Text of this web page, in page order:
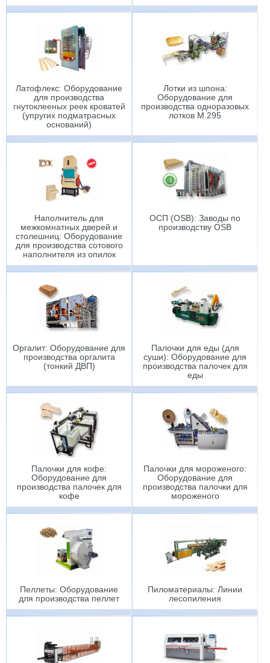
Латофлекс: Оборудование
для производства
гнутоклееных реек кроватей
(упругих подматрасных
оснований)
Лотки из шпона:
Оборудование для
производства одноразовых
лотков M.295
Наполнитель для
межкомнатных дверей и
столешниц: Оборудование
для производства сотового
наполнителя из опилок
ОСП (OSB): Заводы по
производству OSB
Оргалит: Оборудование для
производства оргалита
(тонкий ДВП)
Палочки для еды (для
суши): Оборудование для
производства палочек для
еды
Палочки для кофе:
Оборудование для
производства палочек для
кофе
Палочки для мороженого:
Оборудование для
производства палочки для
мороженого
Пеллеты: Оборудование
для производства пеллет
Пиломатериалы: Линии
лесопиления